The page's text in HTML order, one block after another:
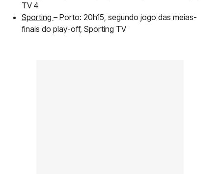
TV 4
Sporting – Porto: 20h15, segundo jogo das meias-
finais do play-off, Sporting TV